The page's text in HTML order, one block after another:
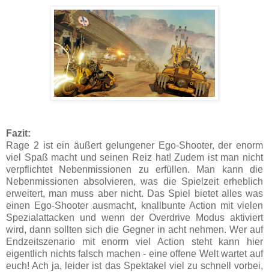
Fazit:
Rage 2 ist ein äußert gelungener Ego-Shooter, der enorm
viel Spaß macht und seinen Reiz hat! Zudem ist man nicht
verpflichtet Nebenmissionen zu erfüllen. Man kann die
Nebenmissionen absolvieren, was die Spielzeit erheblich
erweitert, man muss aber nicht. Das Spiel bietet alles was
einen Ego-Shooter ausmacht, knallbunte Action mit vielen
Spezialattacken und wenn der Overdrive Modus aktiviert
wird, dann sollten sich die Gegner in acht nehmen. Wer auf
Endzeitszenario mit enorm viel Action steht kann hier
eigentlich nichts falsch machen - eine offene Welt wartet auf
euch! Ach ja, leider ist das Spektakel viel zu schnell vorbei,